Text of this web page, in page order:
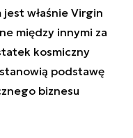
jest właśnie Virgin
między innymi za
kosmiczny
podstawę
biznesu